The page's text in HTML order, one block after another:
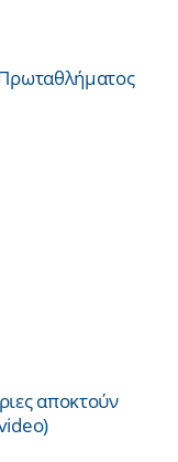
αποκτούν